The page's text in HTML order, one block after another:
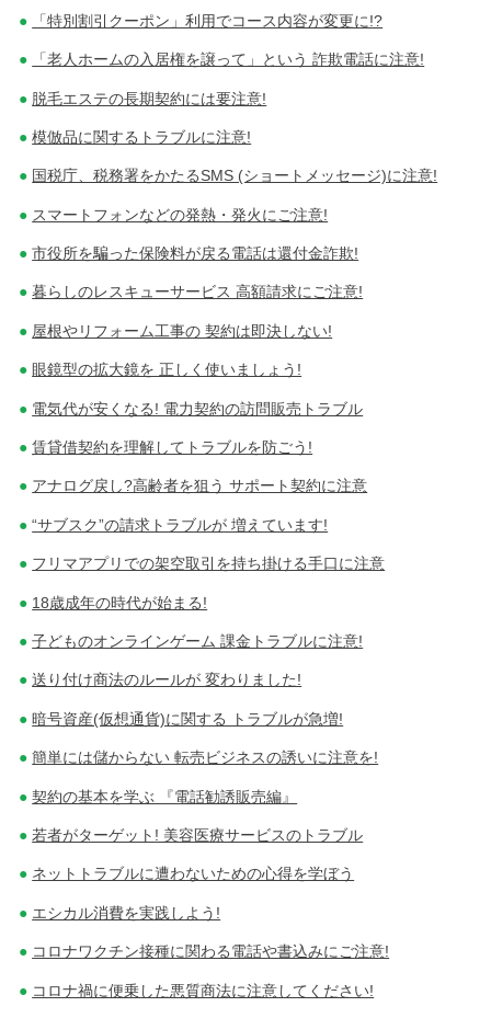
「特別割引クーポン」利用でコース内容が変更に!?
「老人ホームの入居権を譲って」という 詐欺電話に注意!
脱毛エステの長期契約には要注意!
模倣品に関するトラブルに注意!
国税庁、税務署をかたるSMS (ショートメッセージ)に注意!
スマートフォンなどの発熱・発火にご注意!
市役所を騙った保険料が戻る電話は還付金詐欺!
暮らしのレスキューサービス 高額請求にご注意!
屋根やリフォーム工事の 契約は即決しない!
眼鏡型の拡大鏡を 正しく使いましょう!
電気代が安くなる! 電力契約の訪問販売トラブル
賃貸借契約を理解してトラブルを防ごう!
アナログ戻し?高齢者を狙う サポート契約に注意
“サブスク”の請求トラブルが 増えています!
フリマアプリでの架空取引を持ち掛ける手口に注意
18歳成年の時代が始まる!
子どものオンラインゲーム 課金トラブルに注意!
送り付け商法のルールが 変わりました!
暗号資産(仮想通貨)に関する トラブルが急増!
簡単には儲からない 転売ビジネスの誘いに注意を!
契約の基本を学ぶ 『電話勧誘販売編』
若者がターゲット! 美容医療サービスのトラブル
ネットトラブルに遭わないための心得を学ぼう
エシカル消費を実践しよう!
コロナワクチン接種に関わる電話や書込みにご注意!
コロナ禍に便乗した悪質商法に注意してください!